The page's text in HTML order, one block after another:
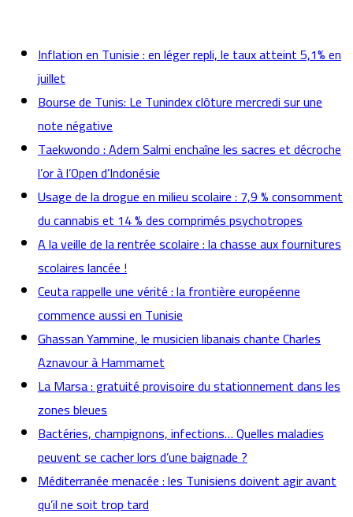
Inflation en Tunisie : en léger repli, le taux atteint 5,1% en
juillet
Bourse de Tunis: Le Tunindex clôture mercredi sur une
note négative
Taekwondo : Adem Salmi enchaîne les sacres et décroche
l’or à l’Open d’Indonésie
Usage de la drogue en milieu scolaire : 7,9 % consomment
du cannabis et 14 % des comprimés psychotropes
A la veille de la rentrée scolaire : la chasse aux fournitures
scolaires lancée !
Ceuta rappelle une vérité : la frontière européenne
commence aussi en Tunisie
Ghassan Yammine, le musicien libanais chante Charles
Aznavour à Hammamet
La Marsa : gratuité provisoire du stationnement dans les
zones bleues
Bactéries, champignons, infections… Quelles maladies
peuvent se cacher lors d’une baignade ?
Méditerranée menacée : les Tunisiens doivent agir avant
qu’il ne soit trop tard